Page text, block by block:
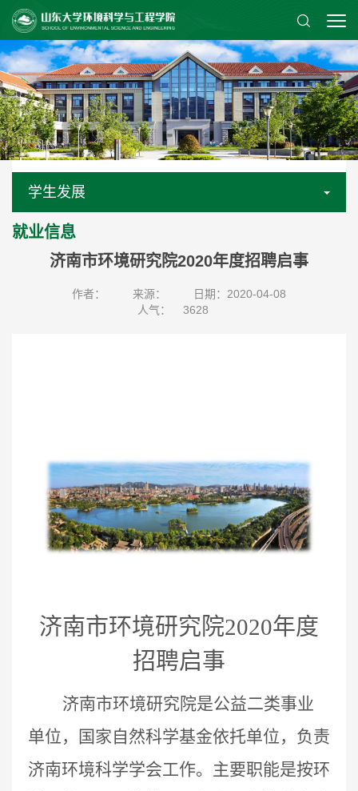
学生发展
就业信息
济南市环境研究院2020年度招聘启事
作者： 来源：
日期：2020-04-08
人气：
3628
济南市环境研究院2020年度
招聘启事
济南市环境研究院是公益二类事业
单位，国家自然科学基金依托单位，负责
济南环境科学学会工作。 主要职能是按环